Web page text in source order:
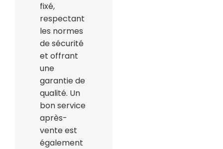
fixé,
respectant
les normes
de sécurité
et offrant
une
garantie de
qualité. Un
bon service
après-
vente est
également